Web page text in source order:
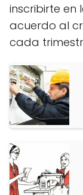
inscribirte en
acuerdo al
cada